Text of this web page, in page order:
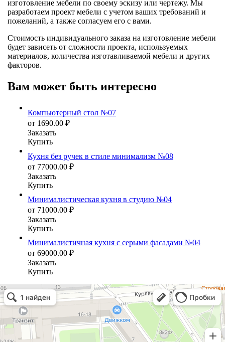
изготовление мебели по своему эскизу или чертежу. Мы
разработаем проект мебели с учетом ваших требований и
пожеланий, а также согласуем его с вами.
Стоимость индивидуального заказа на изготовление мебели
будет зависеть от сложности проекта, используемых
материалов, количества изготавливаемой мебели и других
факторов.
Вам может быть интересно
Компьютерный стол №07
от 1690.00 ₽
Заказать
Купить
Кухня без ручек в стиле минимализм №08
от 77000.00 ₽
Заказать
Купить
Минималистическая кухня в студию №04
от 71000.00 ₽
Заказать
Купить
Минималистичная кухня с серыми фасадами №04
от 69000.00 ₽
Заказать
Купить